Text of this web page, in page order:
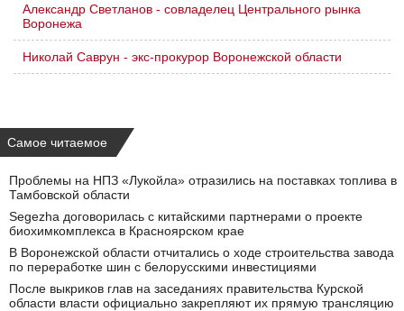
Александр Светланов - совладелец Центрального рынка
Воронежа
Николай Саврун - экс-прокурор Воронежской области
Самое читаемое
Проблемы на НПЗ «Лукойла» отразились на поставках топлива в
Тамбовской области
Segezha договорилась с китайскими партнерами о проекте
биохимкомплекса в Красноярском крае
В Воронежской области отчитались о ходе строительства завода
по переработке шин с белорусскими инвестициями
После выкриков глав на заседаниях правительства Курской
области власти официально закрепляют их прямую трансляцию